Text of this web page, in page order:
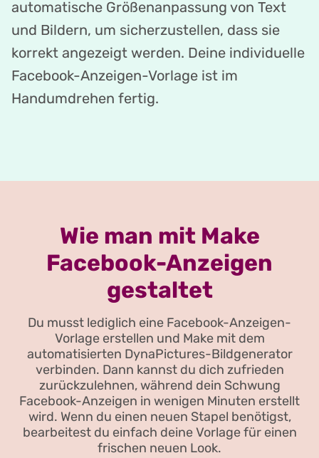
automatische Größenanpassung von Text
und Bildern, um sicherzustellen, dass sie
korrekt angezeigt werden. Deine individuelle
Facebook-Anzeigen-Vorlage ist im
Handumdrehen fertig.
Wie man mit Make
Facebook-Anzeigen
gestaltet
Du musst lediglich eine Facebook-Anzeigen-
Vorlage erstellen und Make mit dem
automatisierten DynaPictures-Bildgenerator
verbinden. Dann kannst du dich zufrieden
zurückzulehnen, während dein Schwung
Facebook-Anzeigen in wenigen Minuten erstellt
wird. Wenn du einen neuen Stapel benötigst,
bearbeitest du einfach deine Vorlage für einen
frischen neuen Look.